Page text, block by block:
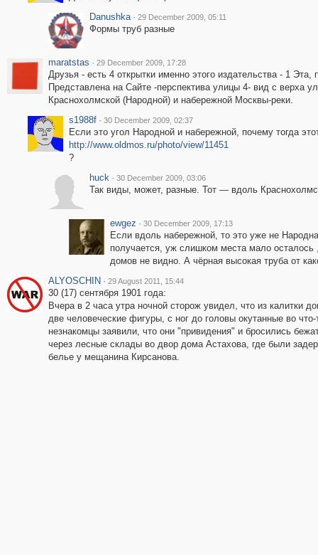
Danushka · 29 December 2009, 05:11
Формы труб разные
maratstas · 29 December 2009, 17:28
Друзья - есть 4 открытки именно этого издательства - 1
Представлена на Сайте -перспектива улицы 4- вид с верха
Краснохолмской (Народной) и набережной Москвы-реки.
s1988f · 30 December 2009, 02:37
Если это угол Народной и набережной, почему тогда
http://www.oldmos.ru/photo/view/11451
?
huck · 30 December 2009, 03:06
Так виды, может, разные. Тот — вдоль
ewgez · 30 December 2009, 17:13
Если вдоль набережной, то это уже не
получается, уж слишком места мало
домов не видно. А чёрная высокая труба от
ALYOSCHIN · 29 August 2011, 15:44
30 (17) сентября 1901 года:
Вчера в 2 часа утра ночной сторож увидел, что из калитки
две человеческие фигуры, с ног до головы окутанные во
незнакомцы заявили, что они "привидения" и бросились
через лесные склады во двор дома Астахова, где были
белье у мещанина Кирсанова.